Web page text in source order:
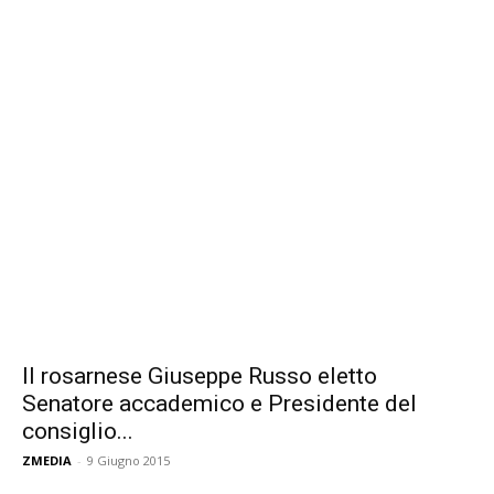
Il rosarnese Giuseppe Russo eletto
Senatore accademico e Presidente del
consiglio...
ZMEDIA - 9 Giugno 2015